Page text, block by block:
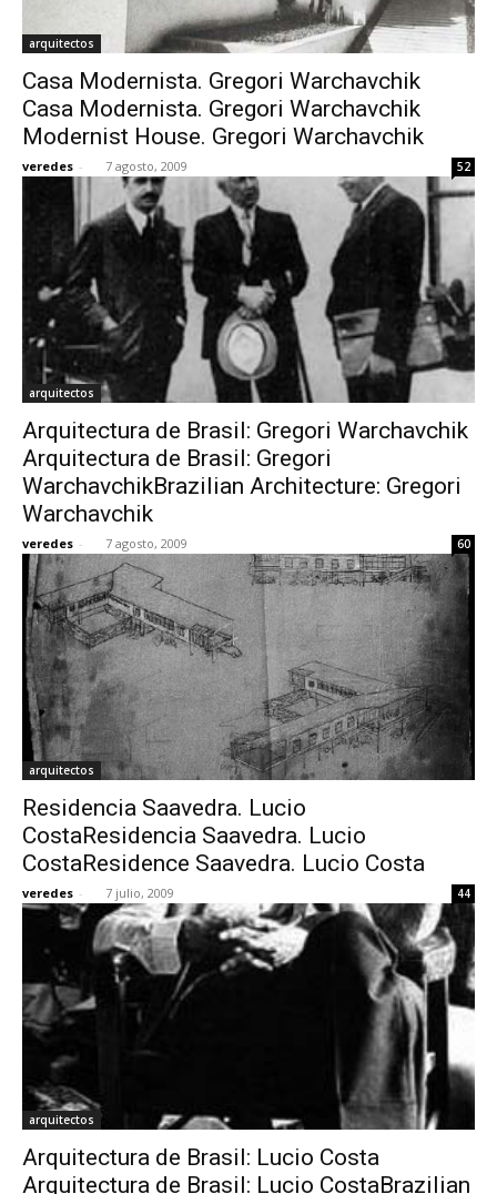
arquitectos
Casa Modernista. Gregori Warchavchik
Casa Modernista. Gregori Warchavchik
Modernist House. Gregori Warchavchik
veredes - 7 agosto, 2009 52
arquitectos
Arquitectura de Brasil: Gregori Warchavchik
Arquitectura de Brasil: Gregori
WarchavchikBrazilian Architecture: Gregori
Warchavchik
veredes - 7 agosto, 2009 60
arquitectos
Residencia Saavedra. Lucio
CostaResidencia Saavedra. Lucio
CostaResidence Saavedra. Lucio Costa
veredes - 7 julio, 2009 44
arquitectos
Arquitectura de Brasil: Lucio Costa
Arquitectura de Brasil: Lucio CostaBrazilian